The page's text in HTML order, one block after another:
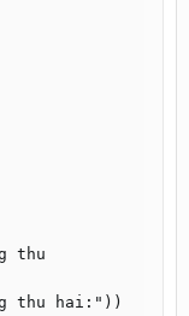
thu
thu hai:"))